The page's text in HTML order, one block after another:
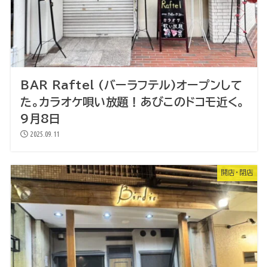
BAR Raftel (バーラフテル)オープンして
た。カラオケ唄い放題！あびこのドコモ近く。
9月8日
2025.09.11
開店・閉店